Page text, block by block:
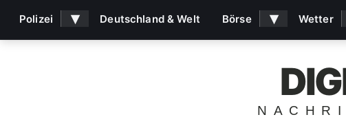
Polizei ▾ Deutschland & Welt Börse ▾ Wetter